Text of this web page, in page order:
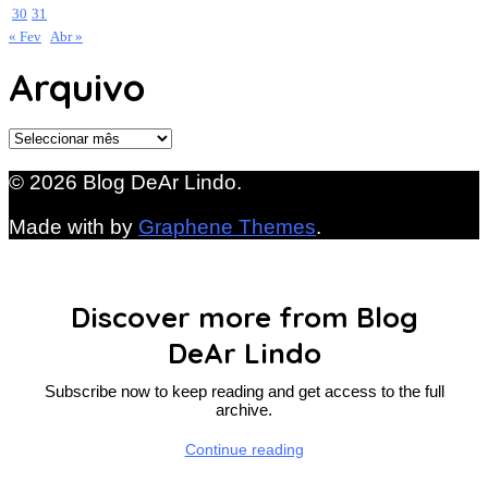
30 31
« Fev Abr »
Arquivo
Arquivo
© 2026 Blog DeAr Lindo.
Made with by Graphene Themes.
Discover more from Blog
DeAr Lindo
Subscribe now to keep reading and get access to the full
archive.
Continue reading